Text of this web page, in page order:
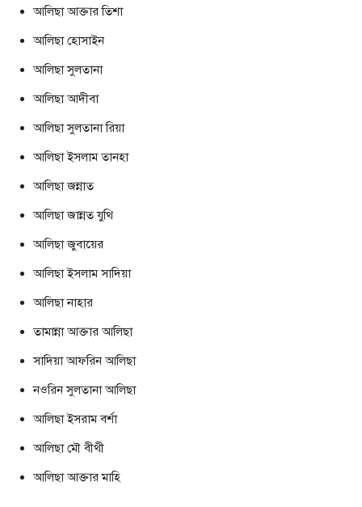
আলিছা আক্তার তিশা
আলিছা হোসাইন
আলিছা সুলতানা
আলিছা আদীবা
আলিছা সুলতানা রিয়া
আলিছা ইসলাম তানহা
আলিছা জন্নাত
আলিছা জান্নত যুথি
আলিছা জুবায়ের
আলিছা ইসলাম সাদিয়া
আলিছা নাহার
তামান্না আক্তার আলিছা
সাদিয়া আফরিন আলিছা
নওরিন সুলতানা আলিছা
আলিছা ইসরাম বর্শা
আলিছা মৌ বীথী
আলিছা আক্তার মাহি